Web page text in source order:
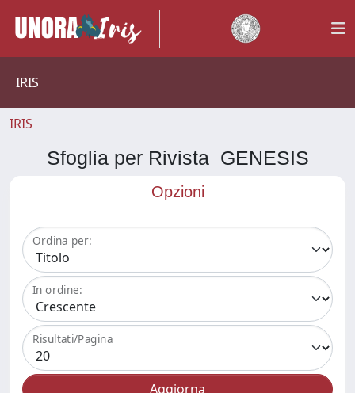
IRIS
IRIS
Sfoglia per Rivista GENESIS
Opzioni
Ordina per:
In ordine:
Risultati/Pagina